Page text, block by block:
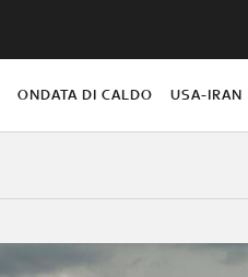
ONDATA DI CALDO USA-IRAN